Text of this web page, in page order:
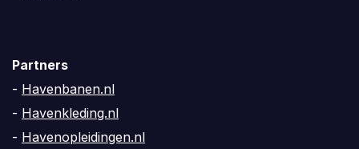
Partners
- Havenbanen.nl
- Havenkleding.nl
- Havenopleidingen.nl